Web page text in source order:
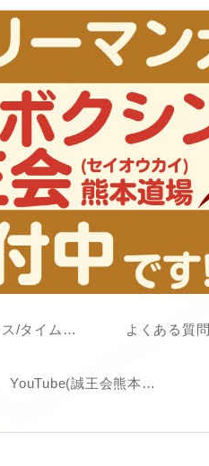
料金・コース/タイムスケジュール よくある質問
YouTube(誠王会熊本道場チャンネル)